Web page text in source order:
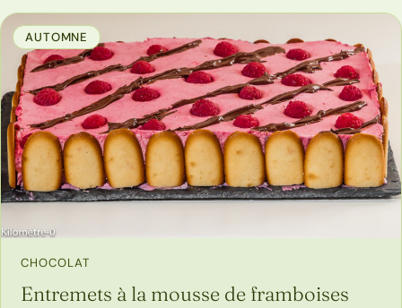
AUTOMNE
CHOCOLAT
Entremets à la mousse de framboises